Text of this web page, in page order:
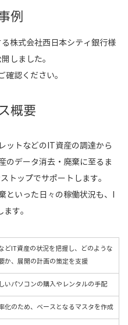
例
株式会社西日本シティ銀行様
しました。
確認ください。
概要
ットなどのIT資産の調達から
のデータ消去・廃棄に至るま
トップでサポートします。
といった日々の稼働状況も、I
す。
どIT資産の状況を把握し、どのような
か、展開の計画の策定を支援
いパソコンの購入やレンタルの手配
化のため、ベースとなるマスタを作成